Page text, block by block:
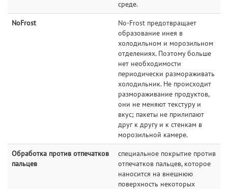
среде.
NoFrost
No-Frost предотвращает
образование инея в
холодильном и морозильном
отделениях. Поэтому больше
нет необходимости
периодически размораживать
холодильник. Не происходит
размораживание продуктов,
они не меняют текстуру и
вкус; пакеты не прилипают
друг к другу и к стенкам в
морозильной камере.
Обработка против отпечатков
пальцев
специальное покрытие против
отпечатков пальцев, которое
наносится на внешнюю
поверхность некоторых